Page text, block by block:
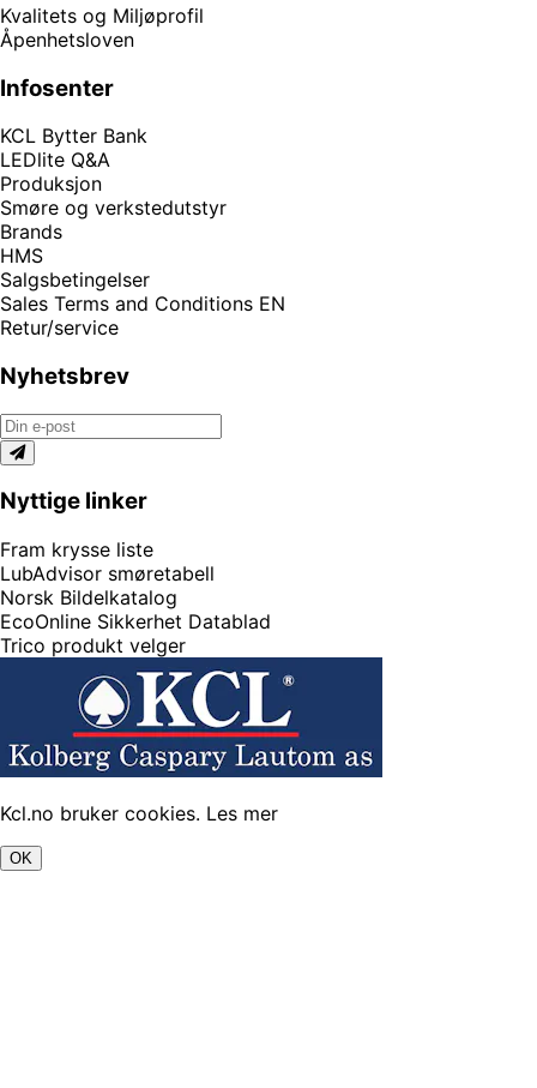
Kvalitets og Miljøprofil
Åpenhetsloven
Infosenter
KCL Bytter Bank
LEDlite Q&A
Produksjon
Smøre og verkstedutstyr
Brands
HMS
Salgsbetingelser
Sales Terms and Conditions EN
Retur/service
Nyhetsbrev
Nyttige linker
Fram krysse liste
LubAdvisor smøretabell
Norsk Bildelkatalog
EcoOnline Sikkerhet Datablad
Trico produkt velger
Kcl.no bruker cookies. Les mer
OK